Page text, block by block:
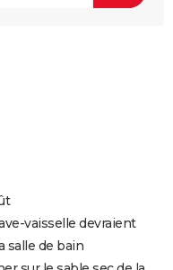
vaisselle devraient
salle de bain